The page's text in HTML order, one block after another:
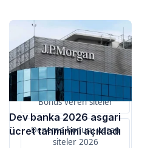
Sponsorlarımız
Bu içerik destekçileri
primebahis resmi giris
Bonus veren siteler
Deneme bonusu veren
siteler 2026
Dev banka 2026 asgari
ücret tahminini açıkladı